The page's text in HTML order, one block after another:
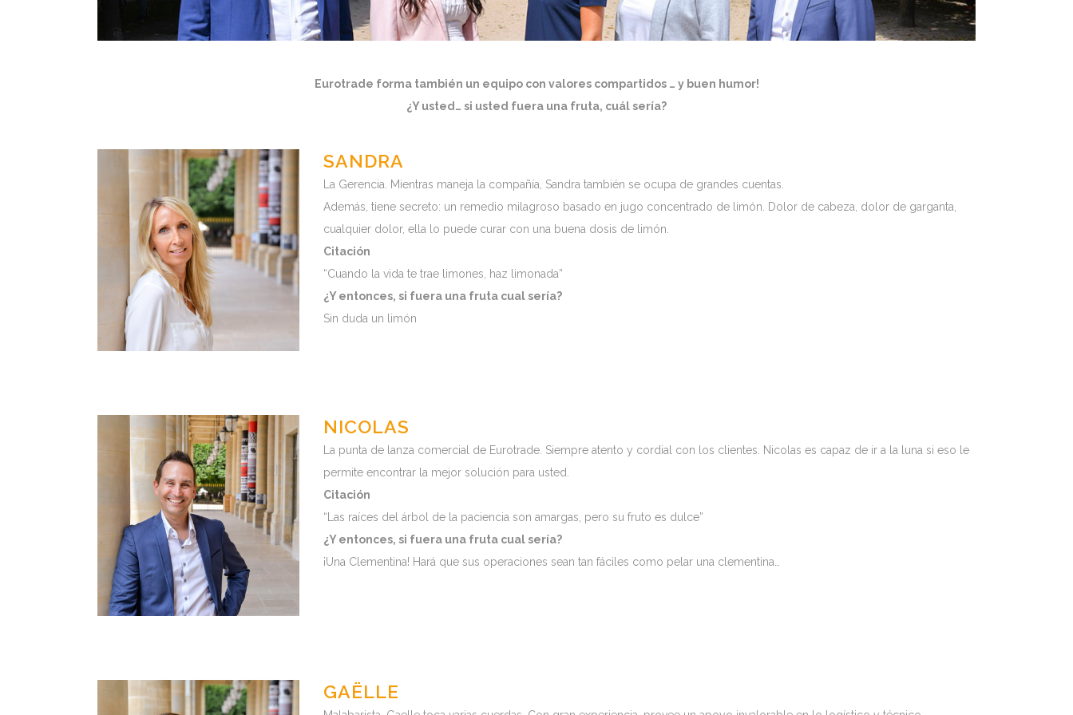
Eurotrade forma también un equipo con valores compartidos … y buen humor!
¿Y usted… si usted fuera una fruta, cuál sería?
SANDRA
La Gerencia. Mientras maneja la compañía, Sandra también se ocupa de grandes cuentas.
Además, tiene secreto: un remedio milagroso basado en jugo concentrado de limón. Dolor de cabeza, dolor de garganta,
cualquier dolor, ella lo puede curar con una buena dosis de limón.
Citación
“Cuando la vida te trae limones, haz limonada”
¿Y entonces, si fuera una fruta cual sería?
Sin duda un limón
NICOLAS
La punta de lanza comercial de Eurotrade. Siempre atento y cordial con los clientes. Nicolas es capaz de ir a la luna si eso le
permite encontrar la mejor solución para usted.
Citación
“Las raíces del árbol de la paciencia son amargas, pero su fruto es dulce”
¿Y entonces, si fuera una fruta cual sería?
¡Una Clementina! Hará que sus operaciones sean tan fáciles como pelar una clementina…
GAËLLE